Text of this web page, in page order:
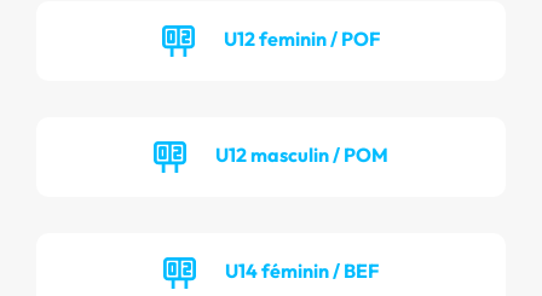
U12 feminin / POF
U12 masculin / POM
U14 féminin / BEF